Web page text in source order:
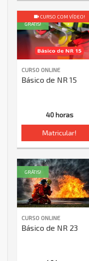
CURSO ONLINE
Básico de NR 15
40 horas
Matricular!
GRÁTIS!
CURSO COM VÍDEO!
CURSO ONLINE
Básico de NR 23
GRÁTIS!